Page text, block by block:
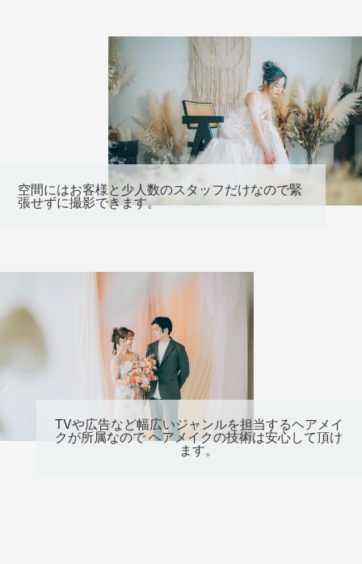
空間にはお客様と少人数のスタッフだけなので緊
張せずに撮影できます。
TVや広告など幅広いジャンルを担当するヘアメイ
クが所属なので ヘアメイクの技術は安心して頂け
ます。